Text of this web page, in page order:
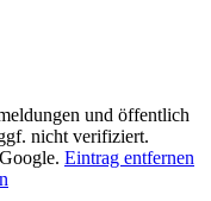
und öffentlich
nicht verifiziert.
Eintrag entfernen